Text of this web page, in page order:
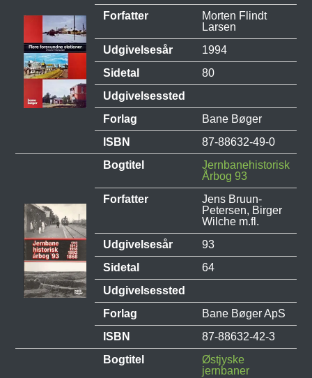
Forfatter
Morten Flindt
Larsen
Udgivelsesår
1994
Sidetal
80
Udgivelsessted
Forlag
Bane Bøger
ISBN
87-88632-49-0
Bogtitel
Jernbanehistorisk
Årbog 93
Forfatter
Jens Bruun-
Petersen, Birger
Wilche m.fl.
Udgivelsesår
93
Sidetal
64
Udgivelsessted
Forlag
Bane Bøger ApS
ISBN
87-88632-42-3
Bogtitel
Østjyske
jernbaner